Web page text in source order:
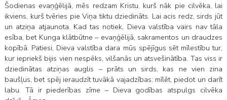
Šodienas evaņģēlijā, mēs redzam Kristu, kurš nāk pie cilvēka, lai
ikviens, kurš tvēries pie Viņa tiktu dziedināts. Lai acis redz, sirds jūt
un atziņa atjaunota. Kad tas notiek, Dieva valstība vairs nav tāla
esība, bet Kunga klātbūtne – evaņģēlijā, sakramentos un draudzes
kopībā. Patiesi, Dieva valstība dara mūs spējīgus sēt mīlestību tur,
kur iepriekš bijis vien nespēks, vilšanās un atsvešinātība. Tas viss ir
dziedinātas atziņas auglis – prāts un sirds, kas ne vien zina
baušļus, bet spēj ieraudzīt tuvākā vajadzības: mīlēt, piedot un darīt
labu. Tā ir piederības zīme – Dieva godības atspulgs cilvēka